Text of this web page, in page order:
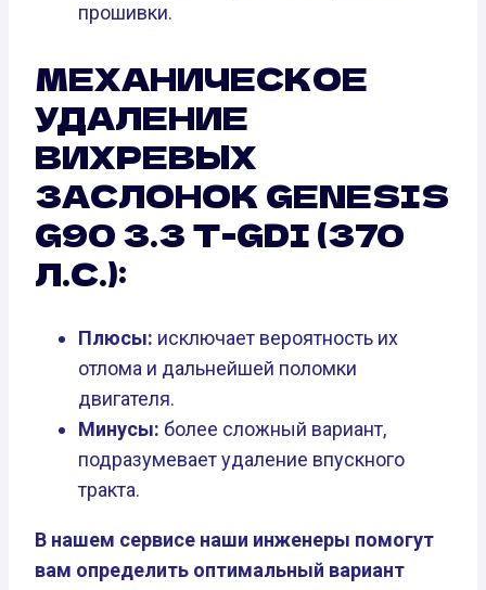
прошивки.
МЕХАНИЧЕСКОЕ
УДАЛЕНИЕ
ВИХРЕВЫХ
ЗАСЛОНОК GENESIS
G90 3.3 T-GDI (370
Л.С.):
Плюсы: исключает вероятность их
отлома и дальнейшей поломки
двигателя.
Минусы: более сложный вариант,
подразумевает удаление впускного
тракта.
В нашем сервисе наши инженеры помогут
вам определить оптимальный вариант